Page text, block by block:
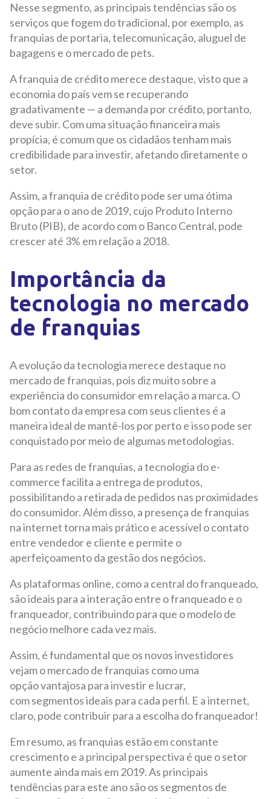
Nesse segmento, as principais tendências são os
serviços que fogem do tradicional, por exemplo, as
franquias de portaria, telecomunicação, aluguel de
bagagens e o mercado de pets.
A franquia de crédito merece destaque, visto que a
economia do país vem se recuperando
gradativamente — a demanda por crédito, portanto,
deve subir. Com uma situação financeira mais
propícia, é comum que os cidadãos tenham mais
credibilidade para investir, afetando diretamente o
setor.
Assim, a franquia de crédito pode ser uma ótima
opção para o ano de 2019, cujo Produto Interno
Bruto (PIB), de acordo com o Banco Central, pode
crescer até 3% em relação a 2018.
Importância da
tecnologia no mercado
de franquias
A evolução da tecnologia merece destaque no
mercado de franquias, pois diz muito sobre a
experiência do consumidor em relação a marca. O
bom contato da empresa com seus clientes é a
maneira ideal de mantê-los por perto e isso pode ser
conquistado por meio de algumas metodologias.
Para as redes de franquias, a tecnologia do e-
commerce facilita a entrega de produtos,
possibilitando a retirada de pedidos nas proximidades
do consumidor. Além disso, a presença de franquias
na internet torna mais prático e acessível o contato
entre vendedor e cliente e permite o
aperfeiçoamento da gestão dos negócios.
As plataformas online, como a central do franqueado,
são ideais para a interação entre o franqueado e o
franqueador, contribuindo para que o modelo de
negócio melhore cada vez mais.
Assim, é fundamental que os novos investidores
vejam o mercado de franquias como uma
opção vantajosa para investir e lucrar,
com segmentos ideais para cada perfil. E a internet,
claro, pode contribuir para a escolha do franqueador!
Em resumo, as franquias estão em constante
crescimento e a principal perspectiva é que o setor
aumente ainda mais em 2019. As principais
tendências para este ano são os segmentos de